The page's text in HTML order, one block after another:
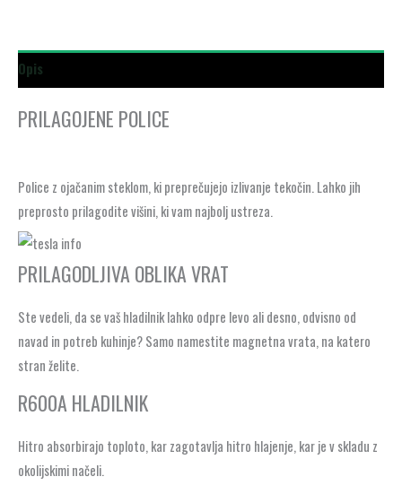
Opis
PRILAGOJENE POLICE
Police z ojačanim steklom, ki preprečujejo izlivanje tekočin. Lahko jih
preprosto prilagodite višini, ki vam najbolj ustreza.
PRILAGODLJIVA OBLIKA VRAT
Ste vedeli, da se vaš hladilnik lahko odpre levo ali desno, odvisno od
navad in potreb kuhinje? Samo namestite magnetna vrata, na katero
stran želite.
R600A HLADILNIK
Hitro absorbirajo toploto, kar zagotavlja hitro hlajenje, kar je v skladu z
okolijskimi načeli.